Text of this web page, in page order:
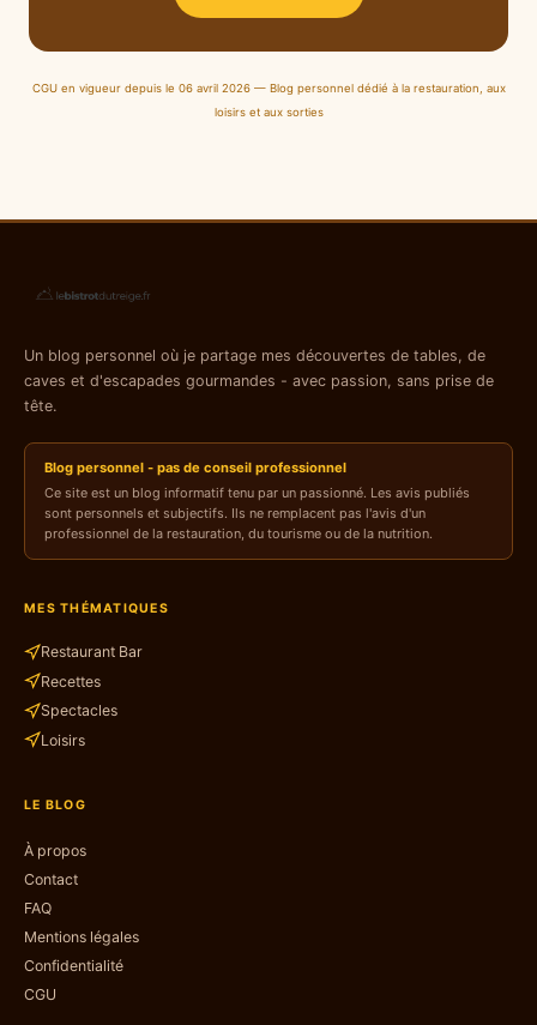
CGU en vigueur depuis le 06 avril 2026 — Blog personnel dédié à la restauration, aux
loisirs et aux sorties
Un blog personnel où je partage mes découvertes de tables, de
caves et d'escapades gourmandes - avec passion, sans prise de
tête.
Blog personnel - pas de conseil professionnel
Ce site est un blog informatif tenu par un passionné. Les avis publiés
sont personnels et subjectifs. Ils ne remplacent pas l'avis d'un
professionnel de la restauration, du tourisme ou de la nutrition.
MES THÉMATIQUES
Restaurant Bar
Recettes
Spectacles
Loisirs
LE BLOG
À propos
Contact
FAQ
Mentions légales
Confidentialité
CGU